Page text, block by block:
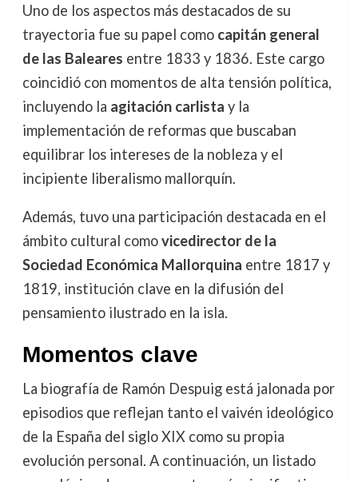
Uno de los aspectos más destacados de su
trayectoria fue su papel como capitán general
de las Baleares entre 1833 y 1836. Este cargo
coincidió con momentos de alta tensión política,
incluyendo la agitación carlista y la
implementación de reformas que buscaban
equilibrar los intereses de la nobleza y el
incipiente liberalismo mallorquín.
Además, tuvo una participación destacada en el
ámbito cultural comovicedirector de la
Sociedad Económica Mallorquina entre 1817 y
1819, institución clave en la difusión del
pensamiento ilustrado en la isla.
Momentos clave
La biografía de Ramón Despuig está jalonada por
episodios que reflejan tanto el vaivén ideológico
de la España del siglo XIX como su propia
evolución personal. A continuación, un listado